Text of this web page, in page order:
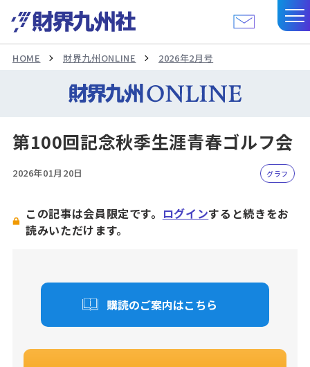
HOME 財界九州ONLINE 2026年2月号
第100回記念秋季生涯青春ゴルフ会
2026年01月20日 グラフ
この記事は会員限定です。 ログインすると続きをお
読みいただけます。
購読のご案内はこちら